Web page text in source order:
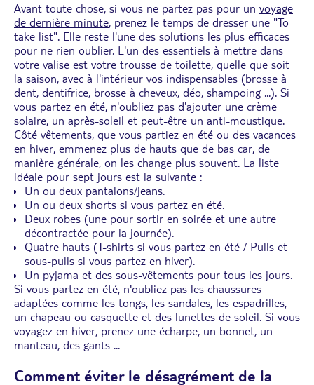
Avant toute chose, si vous ne partez pas pour un voyage
de dernière minute, prenez le temps de dresser une "To
take list". Elle reste l'une des solutions les plus efficaces
pour ne rien oublier. L'un des essentiels à mettre dans
votre valise est votre trousse de toilette, quelle que soit
la saison, avec à l'intérieur vos indispensables (brosse à
dent, dentifrice, brosse à cheveux, déo, shampoing ...). Si
vous partez en été, n'oubliez pas d'ajouter une crème
solaire, un après-soleil et peut-être un anti-moustique.
Côté vêtements, que vous partiez en été ou des vacances
en hiver, emmenez plus de hauts que de bas car, de
manière générale, on les change plus souvent. La liste
idéale pour sept jours est la suivante :
Un ou deux pantalons/jeans.
Un ou deux shorts si vous partez en été.
Deux robes (une pour sortir en soirée et une autre
décontractée pour la journée).
Quatre hauts (T-shirts si vous partez en été / Pulls et
sous-pulls si vous partez en hiver).
Un pyjama et des sous-vêtements pour tous les jours.
Si vous partez en été, n'oubliez pas les chaussures
adaptées comme les tongs, les sandales, les espadrilles,
un chapeau ou casquette et des lunettes de soleil. Si vous
voyagez en hiver, prenez une écharpe, un bonnet, un
manteau, des gants ...
Comment éviter le désagrément de la